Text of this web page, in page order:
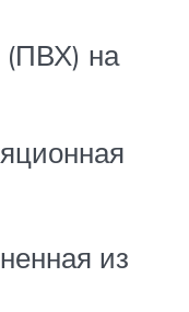
(ПВХ) на
из